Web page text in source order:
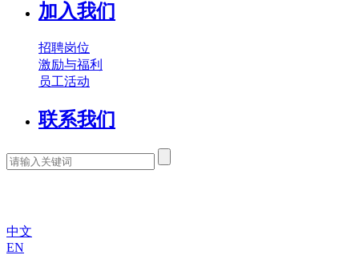
加入我们
招聘岗位
激励与福利
员工活动
联系我们
中文
EN